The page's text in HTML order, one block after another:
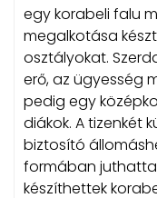
egy korabeli falu
megalkotása
osztályokat.
erő, az ügyesség
pedig egy
diákok. A tizenkét
biztosító
formában
készíthettek